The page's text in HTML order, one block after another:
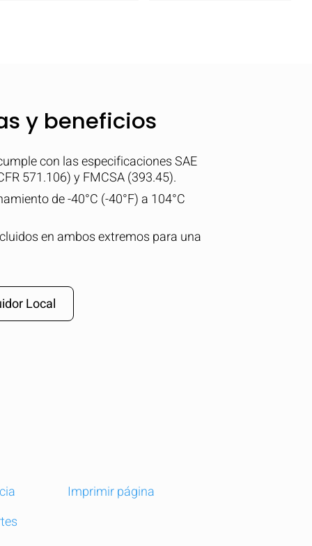
y beneficios
con las especificaciones SAE
571.106) y FMCSA (393.45).
de -40°C (-40°F) a 104°C
en ambos extremos para una
Local
Imprimir página